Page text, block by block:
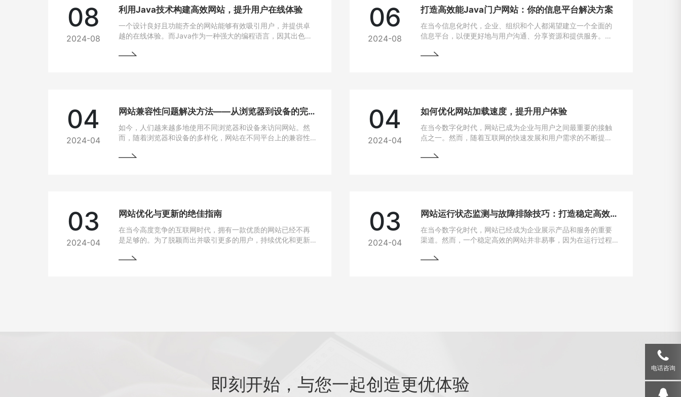
08
2024-08
利用Java技术构建高效网站，提升用户在线体验
一个设计良好且功能齐全的网站能够有效吸引用户，并提供卓
越的在线体验。而Java作为一种强大的编程语言，因其出色的
06
2024-08
打造高效能Java门户网站：你的信息平台解决方案
在当今信息化时代，企业、组织和个人都渴望建立一个全面的
信息平台，以便更好地与用户沟通、分享资源和提供服务。
选技术之一。
04
2024-04
网站兼容性问题解决方法——从浏览器到设备的完美适配
如今，人们越来越多地使用不同浏览器和设备来访问网站。然
而，随着浏览器和设备的多样化，网站在不同平台上的兼容性
上都能有良好的使用体验，我们需要找到解决这些问题的方
04
2024-04
如何优化网站加载速度，提升用户体验
在当今数字化时代，网站已成为企业与用户之间最重要的接触
点之一。然而，随着互联网的快速发展和用户需求的不断提
说，如果一个网站的加载速度过慢，用户很可能会选择离开，
03
2024-04
网站优化与更新的绝佳指南
在当今高度竞争的互联网时代，拥有一款优质的网站已经不再
是足够的。为了脱颖而出并吸引更多的用户，持续优化和更新
优化与更新，以帮助您实现网站的最大化价值。阅读本文，您
03
2024-04
网站运行状态监测与故障排除技巧：打造稳定高效的在线平台
在当今数字化时代，网站已经成为企业展示产品和服务的重要
渠道。然而，一个稳定高效的网站并非易事，因为在运行过程
与故障排除的技巧，帮助网站管理员掌握关键要领，确保网站
即刻开始，与您一起创造更优体验
电话咨询